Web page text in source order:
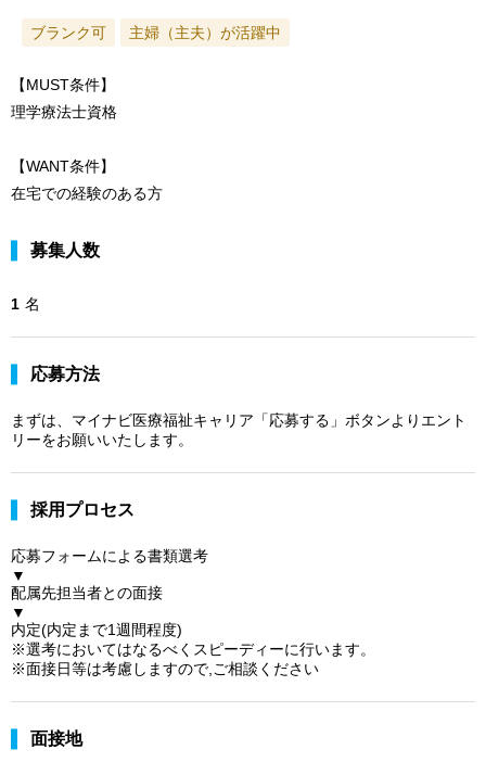
ブランク可 主婦（主夫）が活躍中
【MUST条件】
理学療法士資格
【WANT条件】
在宅での経験のある方
募集人数
1 名
応募方法
まずは、マイナビ医療福祉キャリア「応募する」ボタンよりエント
リーをお願いいたします。
採用プロセス
応募フォームによる書類選考
▼
配属先担当者との面接
▼
内定(内定まで1週間程度)
※選考においてはなるべくスピーディーに行います。
※面接日等は考慮しますので,ご相談ください
面接地